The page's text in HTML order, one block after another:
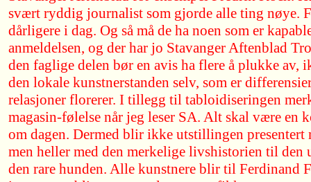
svært ryddig journalist som gjorde alle ting nøye.
dårligere i dag. Og så må de ha noen som er
anmeldelsen, og der har jo Stavanger Aftenblad
den faglige delen bør en avis ha flere å plukke av,
den lokale kunstnerstanden selv, som er
relasjoner florerer. I tillegg til tabloidiseringen
magasin-følelse når jeg leser SA. Alt skal være en
om dagen. Dermed blir ikke utstillingen presentert
men heller med den merkelige livshistorien til den
den rare hunden. Alle kunstnere blir til Ferdinand